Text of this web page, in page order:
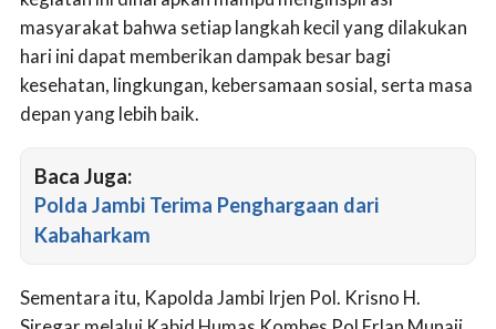
masyarakat bahwa setiap langkah kecil yang dilakukan
hari ini dapat memberikan dampak besar bagi
kesehatan, lingkungan, kebersamaan sosial, serta masa
depan yang lebih baik.
Baca Juga:
Polda Jambi Terima Penghargaan dari
Kabaharkam
Sementara itu, Kapolda Jambi Irjen Pol. Krisno H.